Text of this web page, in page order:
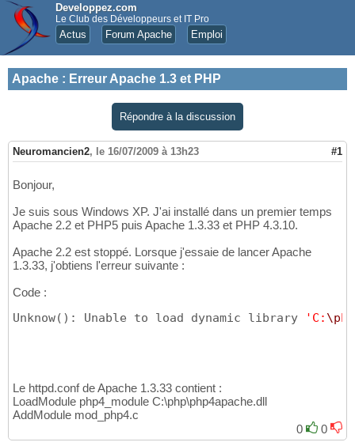
Developpez.com
Le Club des Développeurs et IT Pro
Actus Forum Apache Emploi
Apache : Erreur Apache 1.3 et PHP
Répondre à la discussion
Neuromancien2, le 16/07/2009 à 13h23 #1
Bonjour,
Je suis sous Windows XP. J'ai installé dans un premier temps
Apache 2.2 et PHP5 puis Apache 1.3.33 et PHP 4.3.10.
Apache 2.2 est stoppé. Lorsque j'essaie de lancer Apache
1.3.33, j'obtiens l'erreur suivante :
Code :
Unknow(): Unable to load dynamic library 'C: \p
Le httpd.conf de Apache 1.3.33 contient :
LoadModule php4_module C:\php\php4apache.dll
AddModule mod_php4.c
0
0